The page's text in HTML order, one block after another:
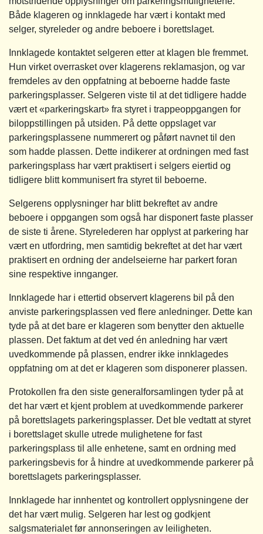
Både klageren og innklagede har vært i kontakt med
selger, styreleder og andre beboere i borettslaget.
Innklagede kontaktet selgeren etter at klagen ble fremmet.
Hun virket overrasket over klagerens reklamasjon, og var
fremdeles av den oppfatning at beboerne hadde faste
parkeringsplasser. Selgeren viste til at det tidligere hadde
vært et «parkeringskart» fra styret i trappeoppgangen for
biloppstillingen på utsiden. På dette oppslaget var
parkeringsplassene nummerert og påført navnet til den
som hadde plassen. Dette indikerer at ordningen med fast
parkeringsplass har vært praktisert i selgers eiertid og
tidligere blitt kommunisert fra styret til beboerne.
Selgerens opplysninger har blitt bekreftet av andre
beboere i oppgangen som også har disponert faste plasser
de siste ti årene. Styrelederen har opplyst at parkering har
vært en utfordring, men samtidig bekreftet at det har vært
praktisert en ordning der andelseierne har parkert foran
sine respektive innganger.
Innklagede har i ettertid observert klagerens bil på den
anviste parkeringsplassen ved flere anledninger. Dette kan
tyde på at det bare er klageren som benytter den aktuelle
plassen. Det faktum at det ved én anledning har vært
uvedkommende på plassen, endrer ikke innklagedes
oppfatning om at det er klageren som disponerer plassen.
Protokollen fra den siste generalforsamlingen tyder på at
det har vært et kjent problem at uvedkommende parkerer
på borettslagets parkeringsplasser. Det ble vedtatt at styret
i borettslaget skulle utrede mulighetene for fast
parkeringsplass til alle enhetene, samt en ordning med
parkeringsbevis for å hindre at uvedkommende parkerer på
borettslagets parkeringsplasser.
Innklagede har innhentet og kontrollert opplysningene der
det har vært mulig. Selgeren har lest og godkjent
salgsmaterialet før annonseringen av leiligheten.